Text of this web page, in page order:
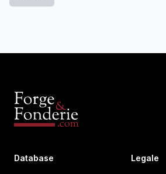
Database Legale